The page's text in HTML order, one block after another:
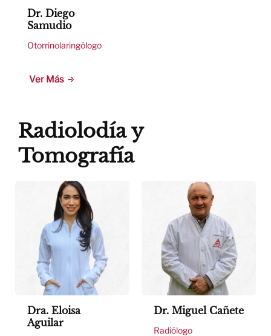
Dr. Diego
Samudio
Otorrinolaringólogo
Ver Más
Radiolodía y
Tomografía
Dra. Eloisa
Aguilar
Dr. Miguel Cañete
Radiólogo